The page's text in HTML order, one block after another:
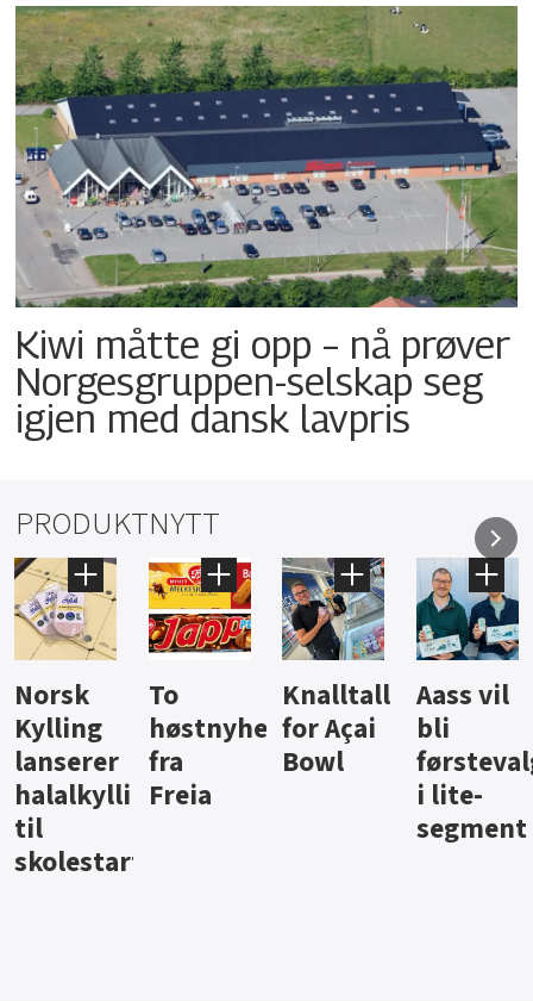
Kiwi måtte gi opp – nå prøver
Norgesgruppen-selskap seg
igjen med dansk lavpris
PRODUKTNYTT
Knalltall
for Açai
Bowl
Aass vil
bli
førstevalg
i lite-
Brus og
jus fra
Berentsen
Hard
iste fra
Hansa